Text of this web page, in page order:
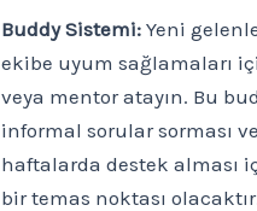
Buddy Sistemi: Yeni
ekibe uyum sağlamaları
veya mentor atayın. Bu
informal sorular sorması
haftalarda destek alması
bir temas noktası